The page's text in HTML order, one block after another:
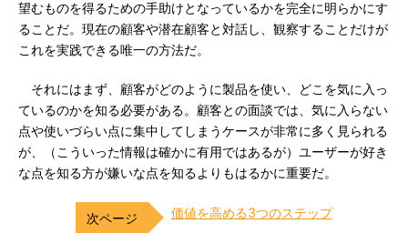
望むものを得るための手助けとなっているかを完全に明らかにす
ることだ。現在の顧客や潜在顧客と対話し、観察することだけが
これを実践できる唯一の方法だ。
それにはまず、顧客がどのように製品を使い、どこを気に入っ
ているのかを知る必要がある。顧客との面談では、気に入らない
点や使いづらい点に集中してしまうケースが非常に多く見られる
が、（こういった情報は確かに有用ではあるが）ユーザーが好き
な点を知る方が嫌いな点を知るよりもはるかに重要だ。
価値を高める3つのステップ